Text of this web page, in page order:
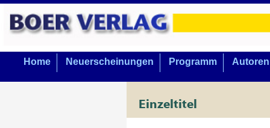
Home Neuerscheinungen Programm Autoren
Einzeltitel